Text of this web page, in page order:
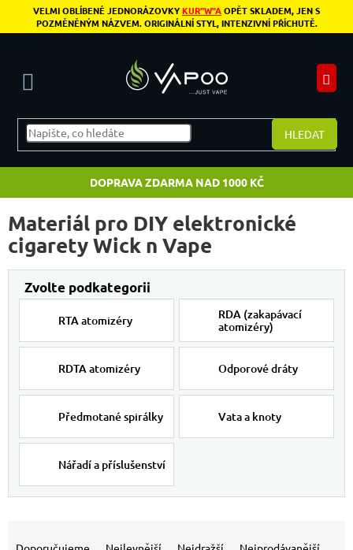
Přejít na obsah
VELMI OBLÍBENÉ JEDNORÁZOVKYKUR"W"AOPĚT SKLADEM, JEN S
POZMĚNĚNÝM NÁZVEM. ORIGINÁLNÍ STYL, INTENZIVNÍ PŘÍCHUTĚ.
HLEDAT
DOPRAVA ZDARMA NAD 1000 KČ
Materiál pro DIY elektronické
cigarety Wick n Vape
RTA atomizéry
RDA (zakapávací
atomizéry)
RDTA atomizéry Odporové dráty
Předmotané spirálky Vata a knoty
Nářadí a příslušenství